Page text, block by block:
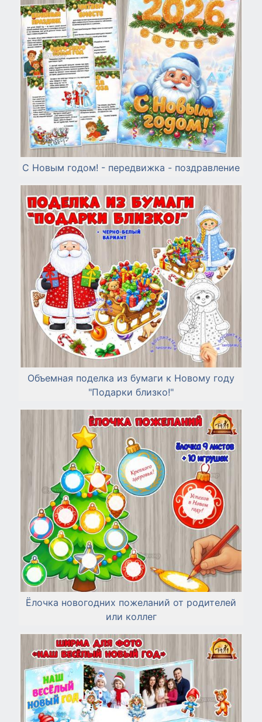
С Новым годом! - передвижка - поздравление
Объемная поделка из бумаги к Новому году
"Подарки близко!"
Ёлочка новогодних пожеланий от родителей
или коллег